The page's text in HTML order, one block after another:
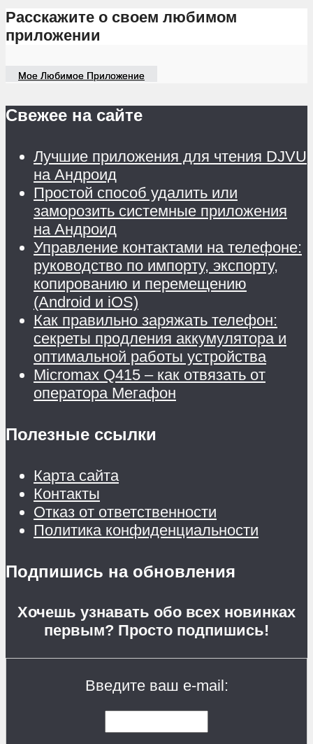
Расскажите о своем любимом
приложении
Мое Любимое Приложение
Свежее на сайте
Лучшие приложения для чтения DJVU
на Андроид
Простой способ удалить или
заморозить системные приложения
на Андроид
Управление контактами на телефоне:
руководство по импорту, экспорту,
копированию и перемещению
(Android и iOS)
Как правильно заряжать телефон:
секреты продления аккумулятора и
оптимальной работы устройства
Micromax Q415 – как отвязать от
оператора Мегафон
Полезные ссылки
Карта сайта
Контакты
Отказ от ответственности
Политика конфиденциальности
Подпишись на обновления
Хочешь узнавать обо всех новинках
первым? Просто подпишись!
Введите ваш e-mail: